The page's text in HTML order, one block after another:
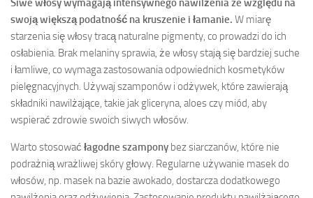
swoją większą podatność na kruszenie i łamanie. W miarę
starzenia się włosy tracą naturalne pigmenty, co prowadzi do ich
osłabienia. Brak melaniny sprawia, że włosy stają się bardziej suche
i łamliwe, co wymaga zastosowania odpowiednich kosmetyków
pielęgnacyjnych. Używaj szamponów i odżywek, które zawierają
składniki nawilżające, takie jak gliceryna, aloes czy miód, aby
wspierać zdrowie swoich siwych włosów.
Warto stosować łagodne szampony bez siarczanów, które nie
podrażnią wrażliwej skóry głowy. Regularne używanie masek do
włosów, np. masek na bazie awokado, dostarcza dodatkowego